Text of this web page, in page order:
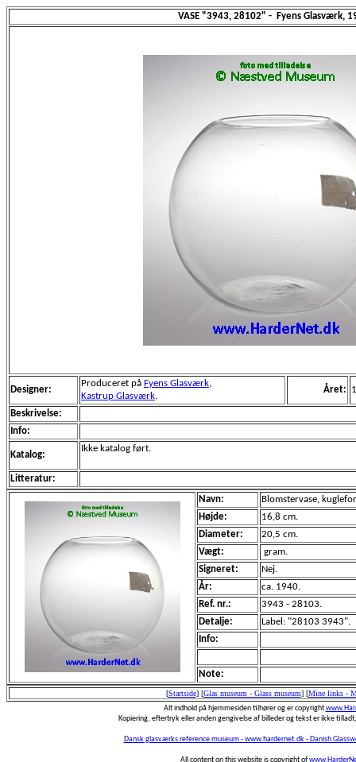
VASE "3943, 28102" - Fyens Glasværk,
Designer:
Produceret på Fyens Glasværk,
Kastrup Glasværk.
Året:
Beskrivelse:
Info:
Katalog:
Ikke katalog ført.
Litteratur:
Navn:
Blomstervase,
Højde:
16,8 cm.
Diameter:
20,5 cm.
Vægt:
gram.
Signeret:
Nej.
År:
ca. 1940.
Ref. nr.:
3943 - 28103.
Detalje:
Label: "28103 3943".
Info:
Note:
[Startside] [Glas museum - Glass museum] [Mine links -
Alt indhold på hjemmesiden tilhører og er copyright
Kopiering, eftertryk eller anden gengivelse af billeder og tekst er ikke
Dansk glasværks reference museum - www.hardernet.dk - Danish
All content on this website is copyright of